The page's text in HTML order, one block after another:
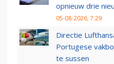
opnieuw drie
05-08-2026, 7:29
Directie
Portugese
te sussen